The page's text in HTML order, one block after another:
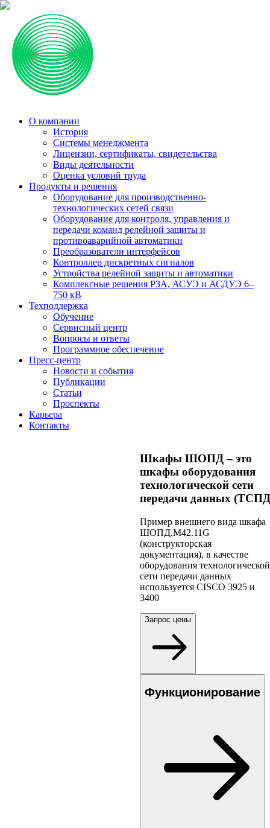
О компании
История
Системы менеджмента
Лицензии, сертификаты, свидетельства
Виды деятельности
Оценка условий труда
Продукты и решения
Оборудование для производственно-
технологических сетей связи
Оборудование для контроля, управления и
передачи команд релейной защиты и
противоаварийной автоматики
Преобразователи интерфейсов
Контроллер дискретных сигналов
Устройства релейной защиты и автоматики
Комплексные решения РЗА, АСУЭ и АСДУЭ 6–
750 кВ
Техподдержка
Обучение
Сервисный центр
Вопросы и ответы
Программное обеспечение
Пресс-центр
Новости и события
Публикации
Статьи
Проспекты
Карьера
Контакты
Шкафы ШОПД – это
шкафы оборудования
технологической сети
передачи данных
Пример внешнего вида шкафа
ШОПД.M42.11G
(конструкторская
документация), в качестве
оборудования технологической
сети передачи данных
используется CISCO 3925 и
3400
Запрос цены
Функционирование